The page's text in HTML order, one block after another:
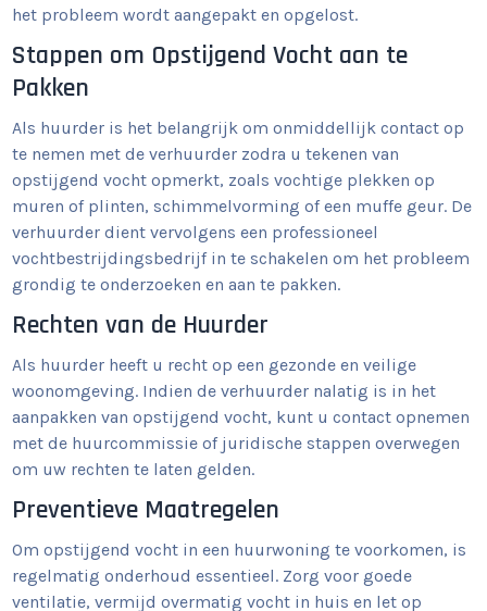
het probleem wordt aangepakt en opgelost.
Stappen om Opstijgend Vocht aan te
Pakken
Als huurder is het belangrijk om onmiddellijk contact op
te nemen met de verhuurder zodra u tekenen van
opstijgend vocht opmerkt, zoals vochtige plekken op
muren of plinten, schimmelvorming of een muffe geur. De
verhuurder dient vervolgens een professioneel
vochtbestrijdingsbedrijf in te schakelen om het probleem
grondig te onderzoeken en aan te pakken.
Rechten van de Huurder
Als huurder heeft u recht op een gezonde en veilige
woonomgeving. Indien de verhuurder nalatig is in het
aanpakken van opstijgend vocht, kunt u contact opnemen
met de huurcommissie of juridische stappen overwegen
om uw rechten te laten gelden.
Preventieve Maatregelen
Om opstijgend vocht in een huurwoning te voorkomen, is
regelmatig onderhoud essentieel. Zorg voor goede
ventilatie, vermijd overmatig vocht in huis en let op